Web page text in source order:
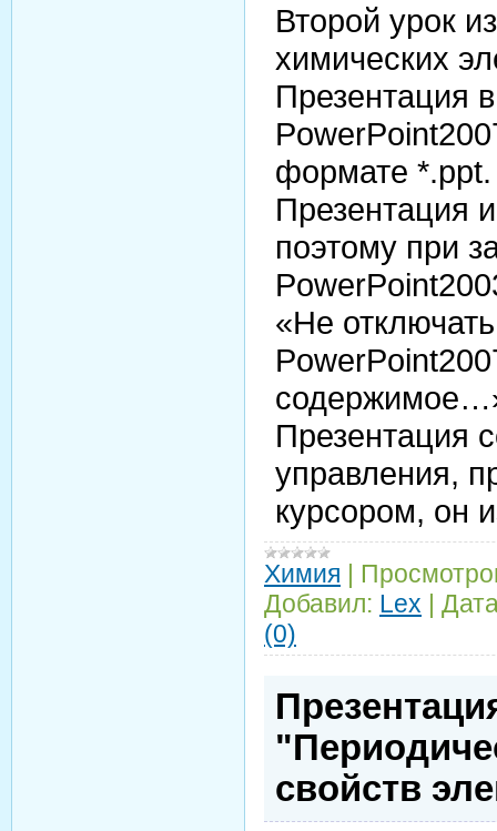
Второй урок
химических
Презентация
формате *.ppt.
Презентация
поэтому при
«Не
Презентация
управления,
курсором, он
Химия |
Добавил: Lex |
(0)
свойств